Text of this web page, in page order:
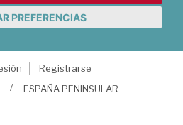
PREFERENCIAS
Registrarse
ESPAÑA PENINSULAR